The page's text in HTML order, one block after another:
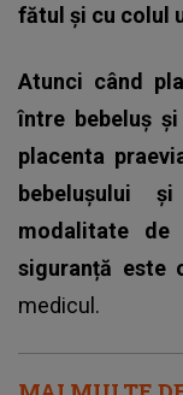
fătul și cu colul
Atunci când
între bebeluș
placenta
bebelușului
modalitate
siguranță este
medicul.